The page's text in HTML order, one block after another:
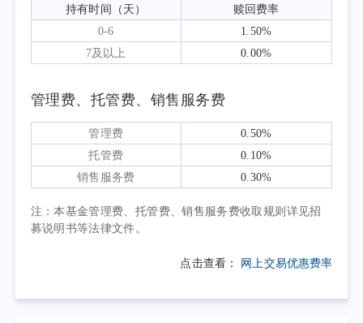
5.20%，而科技成长风格领跑，科创50指数大幅
上涨75.74%。分行业来看，电子、通信板块强
势领涨，多数板块则承压回调，其中石油石
化演绎至极致。软件服务指数集中覆盖了通用
软件、垂直应用软件、IT服务等领域上市公
司，包含办公、金融、工程、安防、医疗、导
航、酒店管理等诸多细分行业应用软件。本报
告期内，AI大模型引领行业重构，国产替代与
数字化转型持续深化。股价表现方面，软件板
块波动加剧，受业绩增速放缓及市场对AI颠覆
传统软件商业模式的担忧，板块估值持续承压
本报告期为本基金的正常运作期，本基金
持有时间（天）
赎回费率
0-6
1.50%
7及以上
0.00%
管理费、托管费、销售服务费
管理费
0.50%
托管费
0.10%
销售服务费
0.30%
注：本基金管理费、托管费、销售服务费收取规则详见招
募说明书等法律文件。
点击查看： 网上交易优惠费率